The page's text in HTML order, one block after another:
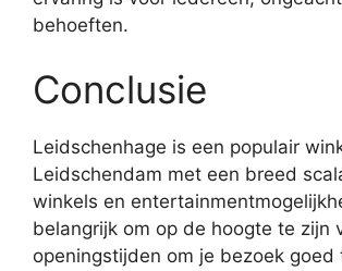
behoeften.
Conclusie
Leidschenhage is een populair
Leidschendam met een breed
winkels en
belangrijk om op de hoogte te zijn
openingstijden om je bezoek goed